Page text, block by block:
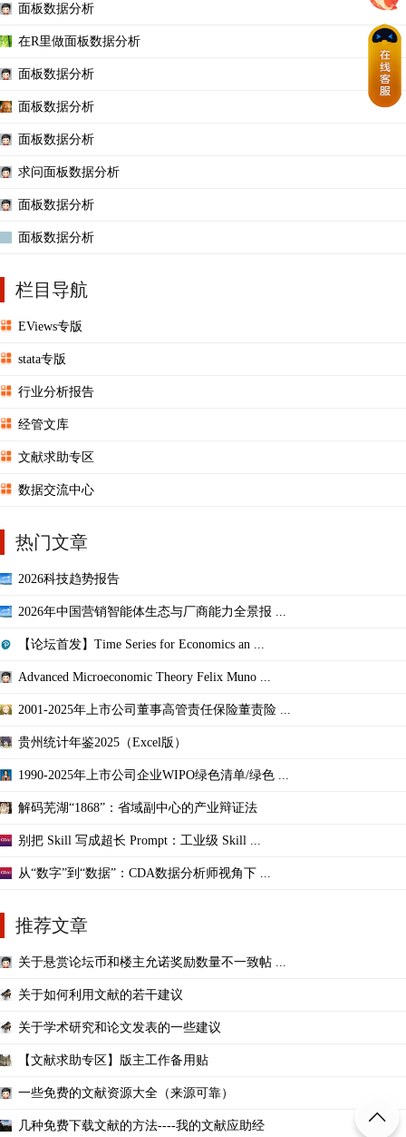
面板数据分析
在R里做面板数据分析
面板数据分析
面板数据分析
面板数据分析
求问面板数据分析
面板数据分析
面板数据分析
栏目导航
EViews专版
stata专版
行业分析报告
经管文库
文献求助专区
数据交流中心
热门文章
2026科技趋势报告
2026年中国营销智能体生态与厂商能力全景报 ...
【论坛首发】Time Series for Economics an ...
Advanced Microeconomic Theory Felix Muno ...
2001-2025年上市公司董事高管责任保险董责险 ...
贵州统计年鉴2025（Excel版）
1990-2025年上市公司企业WIPO绿色清单/绿色 ...
解码芜湖“1868”：省域副中心的产业辩证法
别把 Skill 写成超长 Prompt：工业级 Skill ...
从“数字”到“数据”：CDA数据分析师视角下 ...
推荐文章
关于悬赏论坛币和楼主允诺奖励数量不一致帖 ...
关于如何利用文献的若干建议
关于学术研究和论文发表的一些建议
【文献求助专区】版主工作备用贴
一些免费的文献资源大全（来源可靠）
几种免费下载文献的方法----我的文献应助经